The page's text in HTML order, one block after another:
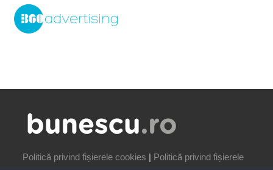
Politică privind fișierele cookies | Politică privind fișierele